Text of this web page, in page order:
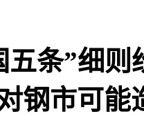
五条”细
钢市可能